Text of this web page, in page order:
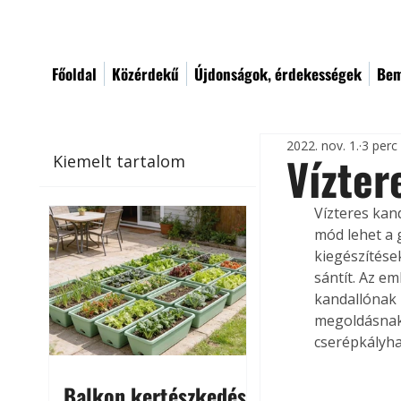
Főoldal Közérdekű Újdonságok, érdekességek
Kiemelt tartalom
2022. nov. 1. 3
Vízteres
mód lehet a
sántít. Az